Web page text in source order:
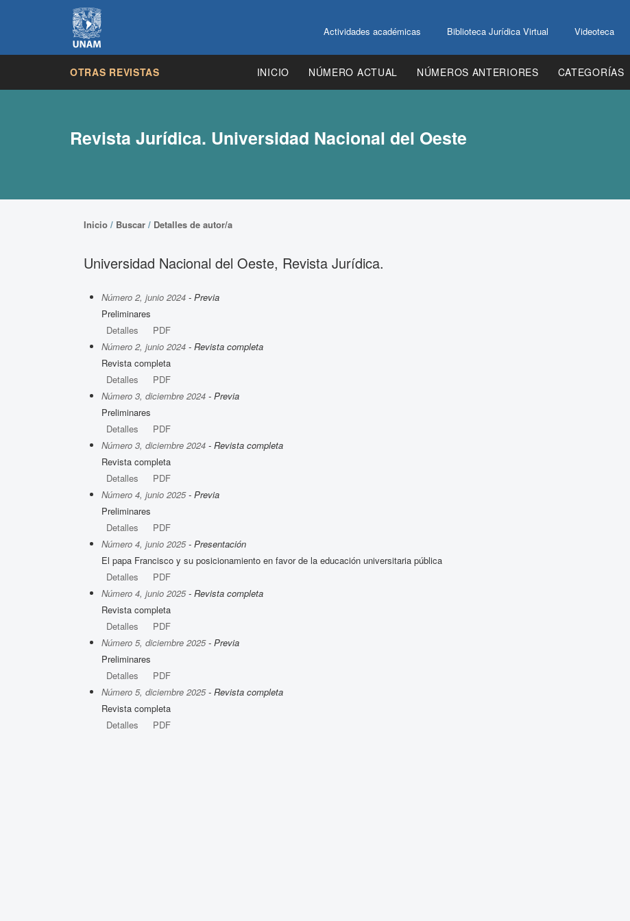
Actividades académicas Biblioteca Jurídica Virtual Videoteca
OTRAS REVISTAS INICIO NÚMERO ACTUAL NÚMEROS ANTERIORES CATEGORÍAS
Revista Jurídica. Universidad Nacional del Oeste
Inicio / Buscar / Detalles de autor/a
Universidad Nacional del Oeste, Revista Jurídica.
Número 2, junio 2024 - Previa
Preliminares
Detalles
PDF
Número 2, junio 2024 - Revista completa
Revista completa
Detalles
PDF
Número 3, diciembre 2024 - Previa
Preliminares
Detalles
PDF
Número 3, diciembre 2024 - Revista completa
Revista completa
Detalles
PDF
Número 4, junio 2025- Previa
Preliminares
Detalles
PDF
Número 4, junio 2025- Presentación
El papa Francisco y su posicionamiento en favor de la educación universitaria pública
Detalles
PDF
Número 4, junio 2025- Revista completa
Revista completa
Detalles
PDF
Número 5, diciembre 2025- Previa
Preliminares
Detalles
PDF
Número 5, diciembre 2025- Revista completa
Revista completa
Detalles
PDF